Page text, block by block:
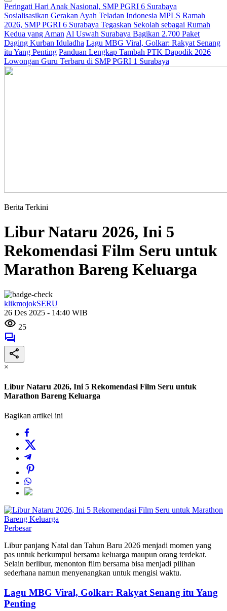
Peringati Hari Anak Nasional, SMP PGRI 6 Surabaya
Sosialisasikan Gerakan Ayah Teladan Indonesia MPLS Ramah
2026, SMP PGRI 6 Surabaya Tegaskan Sekolah sebagai Rumah
Kedua yang Aman Al Uswah Surabaya Bagikan 2.700 Paket
Daging Kurban Iduladha Lagu MBG Viral, Golkar: Rakyat Senang
itu Yang Penting Panduan Lengkap Tambah PTK Dapodik 2026
Lowongan Guru Terbaru di SMP PGRI 1 Surabaya
Berita Terkini
Libur Nataru 2026, Ini 5
Rekomendasi Film Seru untuk
Marathon Bareng Keluarga
klikmojokSERU
26 Des 2025 - 14:40 WIB
25
×
Libur Nataru 2026, Ini 5 Rekomendasi Film Seru untuk
Marathon Bareng Keluarga
Bagikan artikel ini
Perbesar
Libur panjang Natal dan Tahun Baru 2026 menjadi momen yang
pas untuk berkumpul bersama keluarga maupun orang terdekat.
Selain berlibur, menonton film bersama bisa menjadi pilihan
sederhana namun menyenangkan untuk mengisi waktu.
Lagu MBG Viral, Golkar: Rakyat Senang itu Yang
Penting